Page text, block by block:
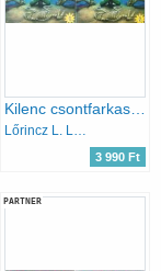
Kilenc csontfarkas 1-2.
Lőrincz L. László
3 990 Ft
PARTNER